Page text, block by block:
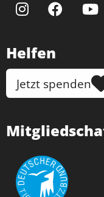
Helfen
Jetzt spenden